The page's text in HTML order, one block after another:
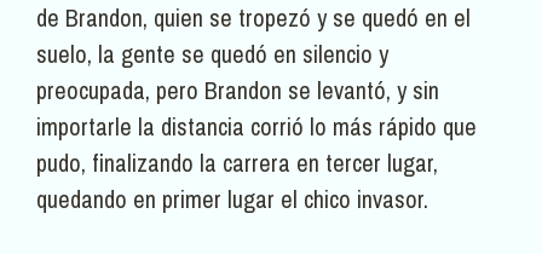
de Brandon, quien se tropezó y se quedó en el
suelo, la gente se quedó en silencio y
preocupada, pero Brandon se levantó, y sin
importarle la distancia corrió lo más rápido que
pudo, finalizando la carrera en tercer lugar,
quedando en primer lugar el chico invasor.